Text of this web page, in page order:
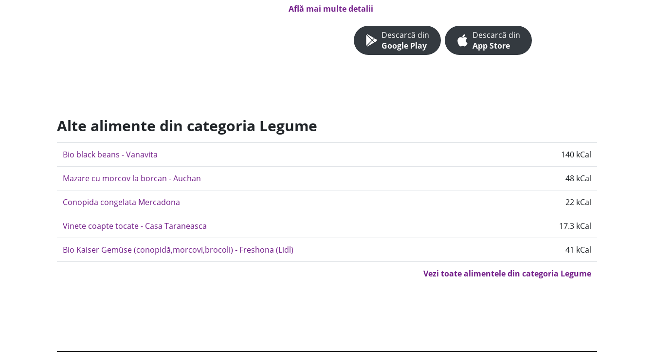
Află mai multe detalii
Descarcă din
Google Play
Descarcă din
App Store
Alte alimente din categoria Legume
Bio black beans - Vanavita 140 kCal
Mazare cu morcov la borcan - Auchan 48 kCal
Conopida congelata Mercadona 22 kCal
Vinete coapte tocate - Casa Taraneasca 17.3 kCal
Bio Kaiser Gemüse (conopidă,morcovi,brocoli) - Freshona (Lidl) 41 kCal
Vezi toate alimentele din categoria Legume